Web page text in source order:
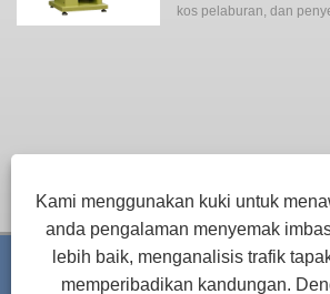
kos pelaburan, dan
Hak Cipta © 2023 Shenzhen Alpha Tech
Kami menggunakan kuki untuk
anda pengalaman menyemak
lebih baik, menganalisis trafik
memperibadikan kandungan.